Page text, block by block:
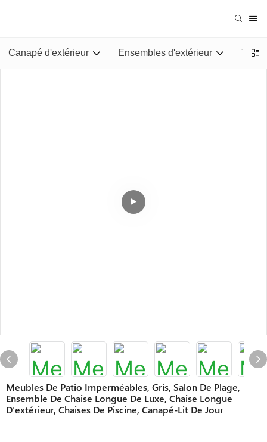
Canapé d'extérieur Ensembles d'extérieur
Meubles De Patio Imperméables, Gris, Salon De Plage,
Ensemble De Chaise Longue De Luxe, Chaise Longue
D'extérieur, Chaises De Piscine, Canapé-Lit De Jour